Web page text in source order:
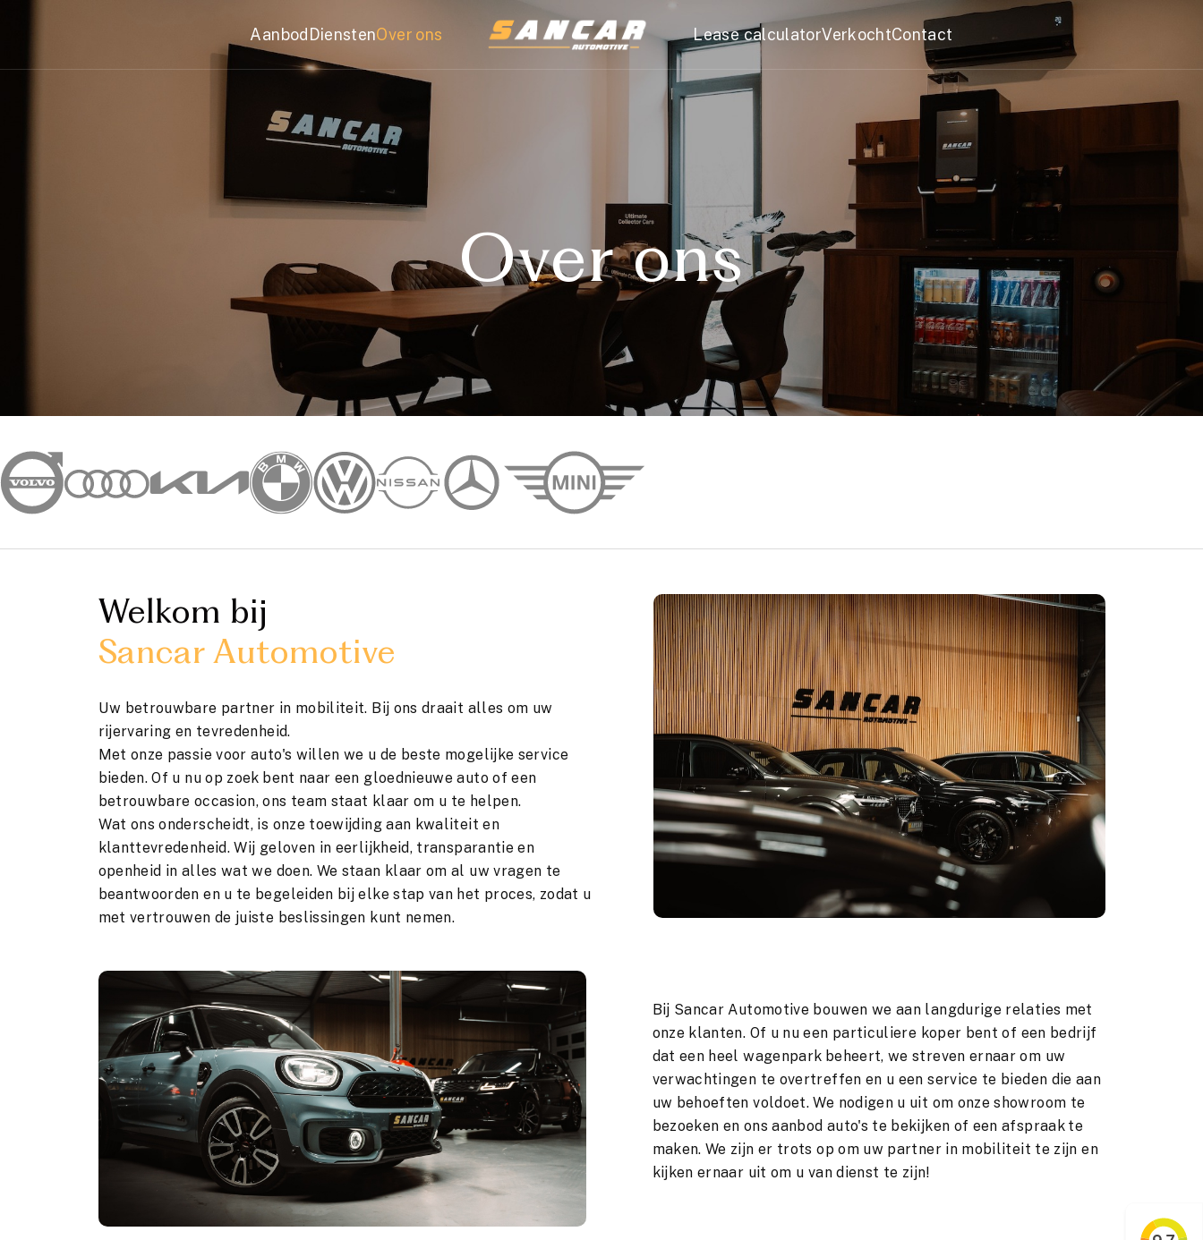
AanbodDienstenOver ons Lease calculatorVerkochtContact
Over ons
Welkom bij
Sancar Automotive
Uw betrouwbare partner in mobiliteit. Bij ons draait alles om uw
rijervaring en tevredenheid.
Met onze passie voor auto's willen we u de beste mogelijke service
bieden. Of u nu op zoek bent naar een gloednieuwe auto of een
betrouwbare occasion, ons team staat klaar om u te helpen.
Wat ons onderscheidt, is onze toewijding aan kwaliteit en
klanttevredenheid. Wij geloven in eerlijkheid, transparantie en
openheid in alles wat we doen. We staan klaar om al uw vragen te
beantwoorden en u te begeleiden bij elke stap van het proces, zodat u
met vertrouwen de juiste beslissingen kunt nemen.
Bij Sancar Automotive bouwen we aan langdurige relaties met
onze klanten. Of u nu een particuliere koper bent of een bedrijf
dat een heel wagenpark beheert, we streven ernaar om uw
verwachtingen te overtreffen en u een service te bieden die aan
uw behoeften voldoet. We nodigen u uit om onze showroom te
bezoeken en ons aanbod auto's te bekijken of een afspraak te
maken. We zijn er trots op om uw partner in mobiliteit te zijn en
kijken ernaar uit om u van dienst te zijn!